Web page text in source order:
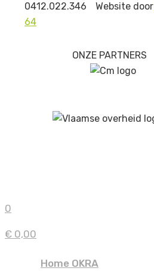
0412.022.346
Website door
64
ONZE PARTNERS
0
€ 0,00
Home OKRA